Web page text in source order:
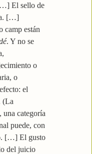
El sello de
[…]
camp están
. Y no se
o
o
el
(La
una categoría
puede, con
[…] El gusto
del juicio